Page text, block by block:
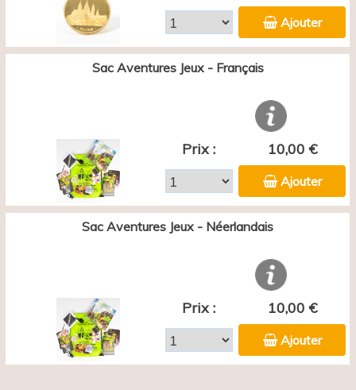
Ajouter
Sac Aventures Jeux - Français
Prix : 10,00 €
Ajouter
Sac Aventures Jeux - Néerlandais
Prix : 10,00 €
Ajouter